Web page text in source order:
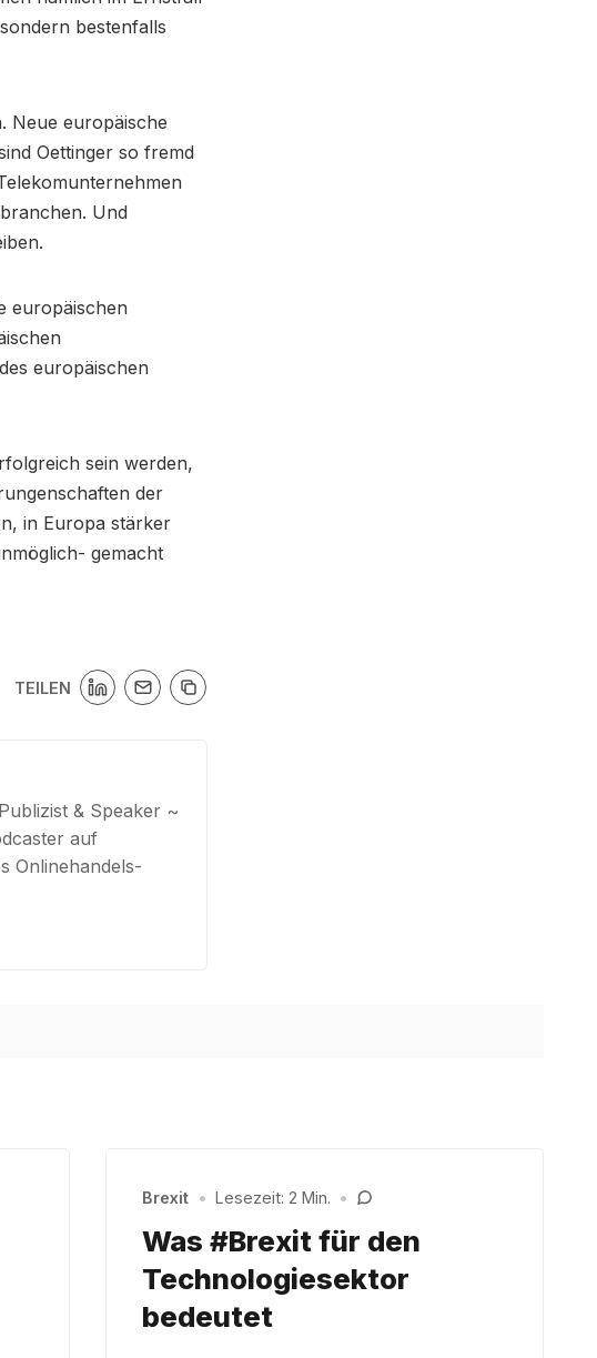
bestenfalls
Neue europäische
Oettinger so fremd
Und
europäischen
europäischen
sein werden,
der
in Europa stärker
gemacht
TEILEN
& Speaker ~
auf
Onlinehandels-
Brexit • Lesezeit: 2 Min. •
Was #Brexit für den
Technologiesektor
bedeutet